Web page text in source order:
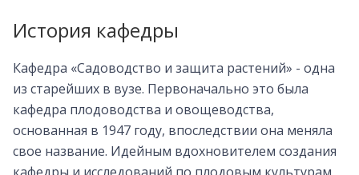
История кафедры
Кафедра «Садоводство и защита растений» - одна
из старейших в вузе. Первоначально это была
кафедра плодоводства и овощеводства,
основанная в 1947 году, впоследствии она меняла
свое название. Идейным вдохновителем создания